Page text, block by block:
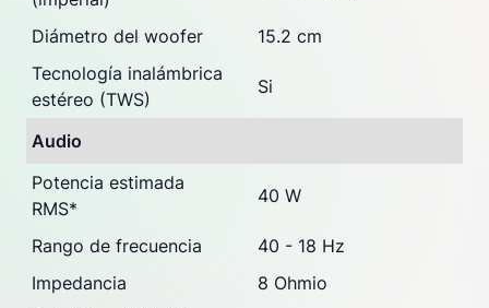
Diámetro del woofer
15.2 cm
Tecnología inalámbrica
estéreo (TWS)
Si
Audio
Potencia estimada
RMS*
40 W
Rango de frecuencia
40 - 18 Hz
Impedancia
8 Ohmio